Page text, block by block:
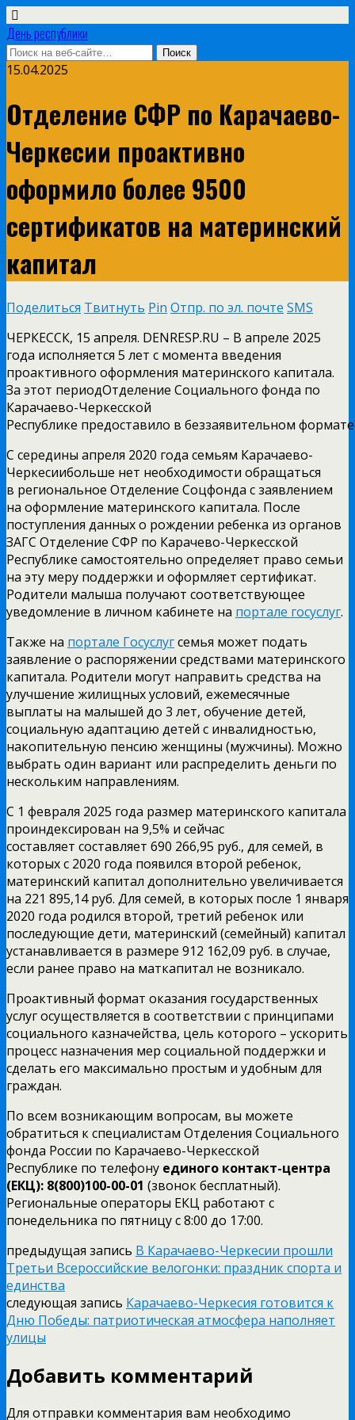
День республики
15.04.2025
Отделение СФР по Карачаево-
Черкесии проактивно
оформило более 9500
сертификатов на материнский
капитал
Поделиться Твитнуть Pin Отпр. по эл. почте SMS
ЧЕРКЕССК, 15 апреля. DENRESP.RU – В апреле 2025
года исполняется 5 лет с момента введения
проактивного оформления материнского капитала.
За этот периодОтделение Социального фонда по
Карачаево-Черкесской
Республике предоставило в беззаявительном
С середины апреля 2020 года семьям Карачаево-
Черкесиибольше нет необходимости обращаться
в региональное Отделение Соцфонда с заявлением
на оформление материнского капитала. После
поступления данных о рождении ребенка из органов
ЗАГС Отделение СФР по Карачево-Черкесской
Республике самостоятельно определяет право семьи
на эту меру поддержки и оформляет сертификат.
Родители малыша получают соответствующее
уведомление в личном кабинете на портале госуслуг.
Также на портале Госуслугсемья может подать
заявление о распоряжении средствами материнского
капитала. Родители могут направить средства на
улучшение жилищных условий, ежемесячные
выплаты на малышей до 3 лет, обучение детей,
социальную адаптацию детей с инвалидностью,
накопительную пенсию женщины (мужчины). Можно
выбрать один вариант или распределить деньги по
нескольким направлениям.
С 1 февраля 2025 года размер материнского капитала
проиндексирован на 9,5% и сейчас
составляет составляет 690 266,95 руб., для семей, в
которых с 2020 года появился второй ребенок,
материнский капитал дополнительно увеличивается
на 221 895,14 руб. Для семей, в которых после 1 января
2020 года родился второй, третий ребенок или
последующие дети, материнский (семейный) капитал
устанавливается в размере 912 162,09 руб. в случае,
если ранее право на маткапитал не возникало.
Проактивный формат оказания государственных
услуг осуществляется в соответствии с принципами
социального казначейства, цель которого – ускорить
процесс назначения мер социальной поддержки и
сделать его максимально простым и удобным для
граждан.
По всем возникающим вопросам, вы можете
обратиться к специалистам Отделения Социального
фонда России по Карачаево-Черкесской
Республике по телефону единого контакт-центра
(ЕКЦ): 8(800)100-00-01 (звонок бесплатный).
Региональные операторы ЕКЦ работают с
понедельника по пятницу с 8:00 до 17:00.
предыдущая запись В Карачаево-Черкесии прошли
Третьи Всероссийские велогонки: праздник спорта и
единства
следующая запись Карачаево-Черкесия готовится к
Дню Победы: патриотическая атмосфера наполняет
улицы
Добавить комментарий
Для отправки комментария вам необходимо